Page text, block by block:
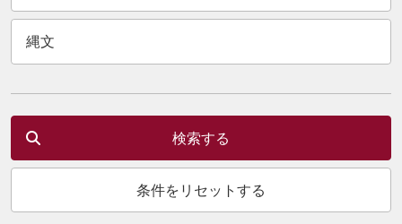
検索する
条件をリセットする